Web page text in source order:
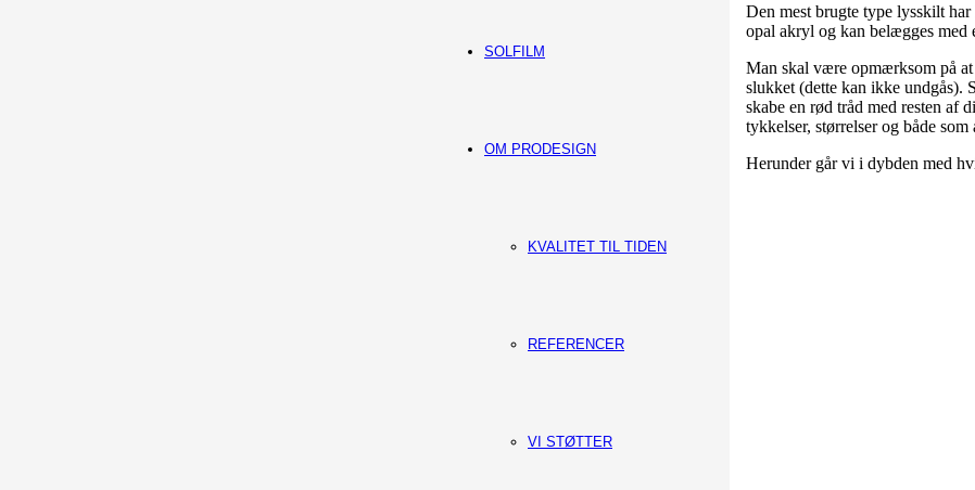
SOLFILM
OM PRODESIGN
KVALITET TIL TIDEN
REFERENCER
VI STØTTER
Den mest brugte type lysskilt
opal akryl og kan belægges med
Man skal være opmærksom på
slukket (dette kan ikke undgås).
skabe en rød tråd med resten af
tykkelser, størrelser og både
Herunder går vi i dybden med